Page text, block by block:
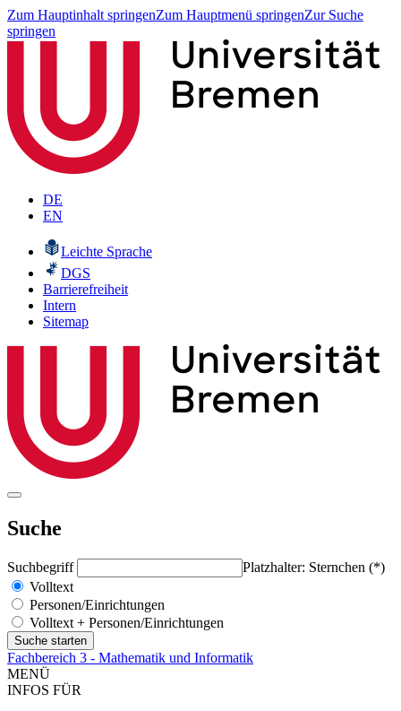
Zum Hauptinhalt springenZum Hauptmenü springenZur Suche
springen
DE
EN
Leichte Sprache
DGS
Barrierefreiheit
Intern
Sitemap
Suche
Suchbegriff
Platzhalter: Sternchen (*)
Volltext
Personen/Einrichtungen
Volltext + Personen/Einrichtungen
Fachbereich 3 - Mathematik und Informatik
MENÜ
INFOS FÜR